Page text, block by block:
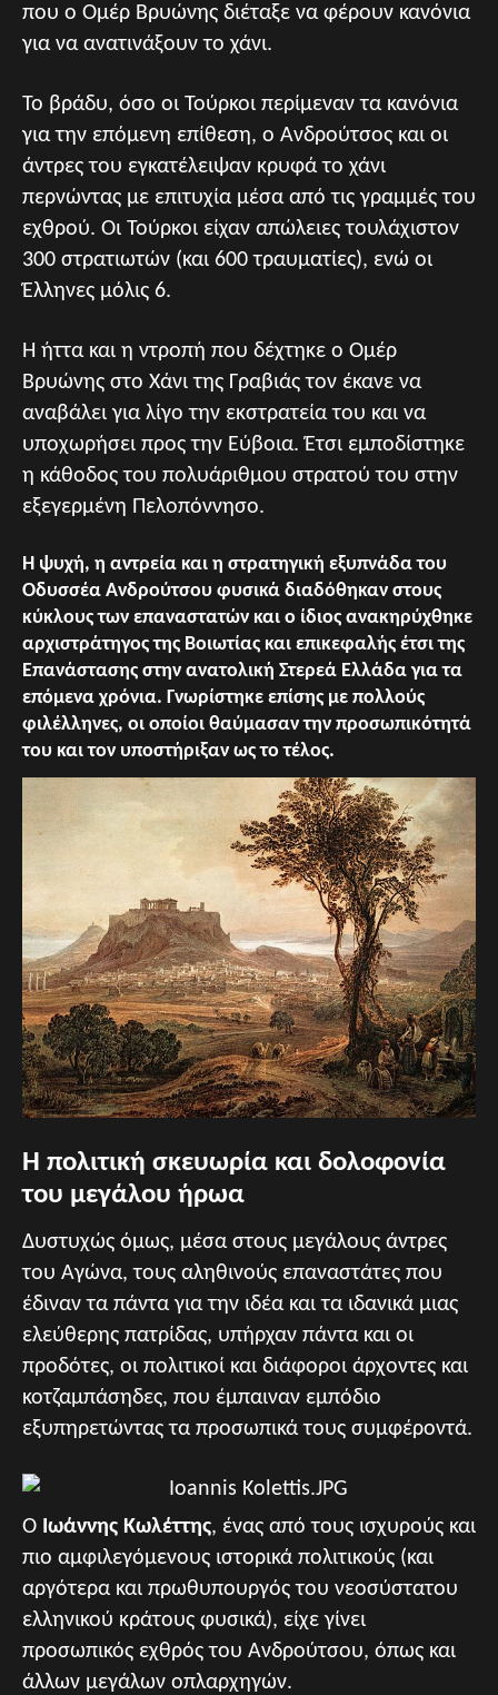
που ο Ομέρ Βρυώνης διέταξε να φέρουν κανόνια
για να ανατινάξουν το χάνι.
Το βράδυ, όσο οι Τούρκοι περίμεναν τα κανόνια
για την επόμενη επίθεση, ο Ανδρούτσος και οι
άντρες του εγκατέλειψαν κρυφά το χάνι
περνώντας με επιτυχία μέσα από τις γραμμές του
εχθρού. Οι Τούρκοι είχαν απώλειες τουλάχιστον
300 στρατιωτών (και 600 τραυματίες), ενώ οι
Έλληνες μόλις 6.
Η ήττα και η ντροπή που δέχτηκε ο Ομέρ
Βρυώνης στο Χάνι της Γραβιάς τον έκανε να
αναβάλει για λίγο την εκστρατεία του και να
υποχωρήσει προς την Εύβοια. Έτσι εμποδίστηκε
η κάθοδος του πολυάριθμου στρατού του στην
εξεγερμένη Πελοπόννησο.
Η ψυχή, η αντρεία και η στρατηγική εξυπνάδα του
Οδυσσέα Ανδρούτσου φυσικά διαδόθηκαν στους
κύκλους των επαναστατών και ο ίδιος ανακηρύχθηκε
αρχιστράτηγος της Βοιωτίας και επικεφαλής έτσι της
Επανάστασης στην ανατολική Στερεά Ελλάδα για τα
επόμενα χρόνια. Γνωρίστηκε επίσης με πολλούς
φιλέλληνες, οι οποίοι θαύμασαν την προσωπικότητά
του και τον υποστήριξαν ως το τέλος.
Η πολιτική σκευωρία και δολοφονία
του μεγάλου ήρωα
Δυστυχώς όμως, μέσα στους μεγάλους άντρες
του Αγώνα, τους αληθινούς επαναστάτες που
έδιναν τα πάντα για την ιδέα και τα ιδανικά μιας
ελεύθερης πατρίδας, υπήρχαν πάντα και οι
προδότες, οι πολιτικοί και διάφοροι άρχοντες και
κοτζαμπάσηδες, που έμπαιναν εμπόδιο
εξυπηρετώντας τα προσωπικά τους συμφέροντά.
Ο Ιωάννης Κωλέττης, ένας από τους ισχυρούς και
πιο αμφιλεγόμενους ιστορικά πολιτικούς (και
αργότερα και πρωθυπουργός του νεοσύστατου
ελληνικού κράτους φυσικά), είχε γίνει
προσωπικός εχθρός του Ανδρούτσου, όπως και
άλλων μεγάλων οπλαρχηγών.